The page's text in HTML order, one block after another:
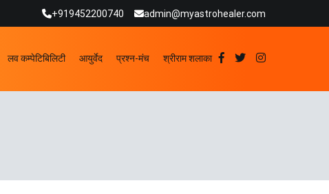
+919452200740 admin@myastrohealer.com
लव कम्पेटिबिलिटी आयुर्वेद प्रश्न-मंच श्रीराम शलाका